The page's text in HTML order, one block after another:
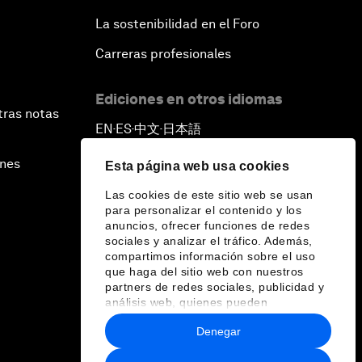
Esta página web usa cookies
Las cookies de este sitio web se usan
para personalizar el contenido y los
anuncios, ofrecer funciones de redes
sociales y analizar el tráfico. Además,
compartimos información sobre el uso
que haga del sitio web con nuestros
partners de redes sociales, publicidad y
análisis web, quienes pueden
combinarla con otra información que les
haya proporcionado o que hayan
recopilado a partir del uso que haya
Denegar
notas
La sostenibilidad en el Foro
Carreras profesionales
Ediciones en otros idiomas
EN ▪ ES▪中文▪ 日本語